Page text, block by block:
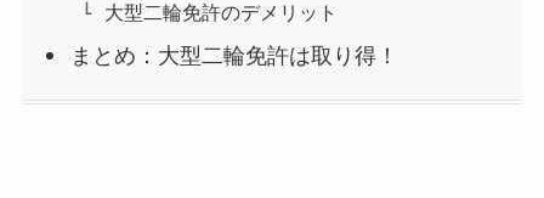
大型二輪免許のデメリット
まとめ：大型二輪免許は取り得！